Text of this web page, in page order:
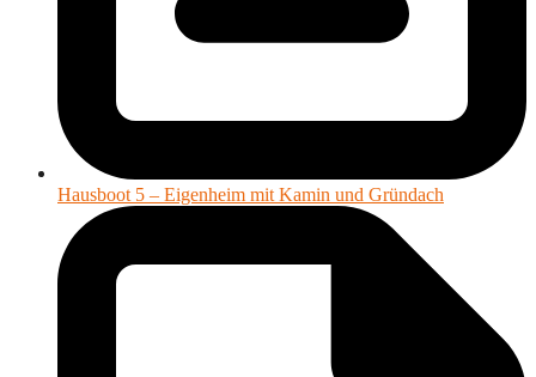
Hausboot 5 – Eigenheim mit Kamin und Gründach